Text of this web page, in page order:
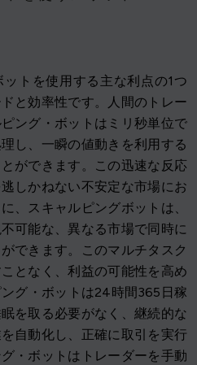
トを使用する主な利点の1つ
と効率性です。人間のトレー
ング・ボットはミリ秒単位で
し、一瞬の値動きを利用する
ができます。この迅速な反応
しかねない不安定な市場にお
、スキャルピングボットは、
可能な、異なる市場で同時に
できます。このマルチタスク
となく、利益の可能性を高め
グ・ボットは24時間365日稼
を取る必要がなく、継続的な
自動化し、正確に取引を実行
・ボットはトレーダーを手動